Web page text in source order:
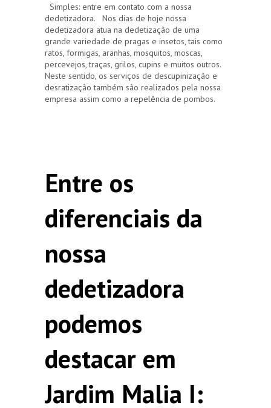
Simples: entre em contato com a nossa
dedetizadora. Nos dias de hoje nossa
dedetizadora atua na dedetização de uma
grande variedade de pragas e insetos, tais como
ratos, formigas, aranhas, mosquitos, moscas,
percevejos, traças, grilos, cupins e muitos outros.
Neste sentido, os serviços de descupinização e
desratização também são realizados pela nossa
empresa assim como a repelência de pombos.
Entre os
diferenciais da
nossa
dedetizadora
podemos
destacar em
Jardim Malia I: